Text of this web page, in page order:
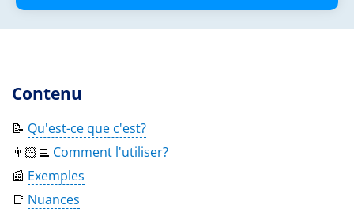
Contenu
📝 Qu'est-ce que c'est?
👨🏻‍💻 Comment l'utiliser?
📰 Exemples
📑 Nuances